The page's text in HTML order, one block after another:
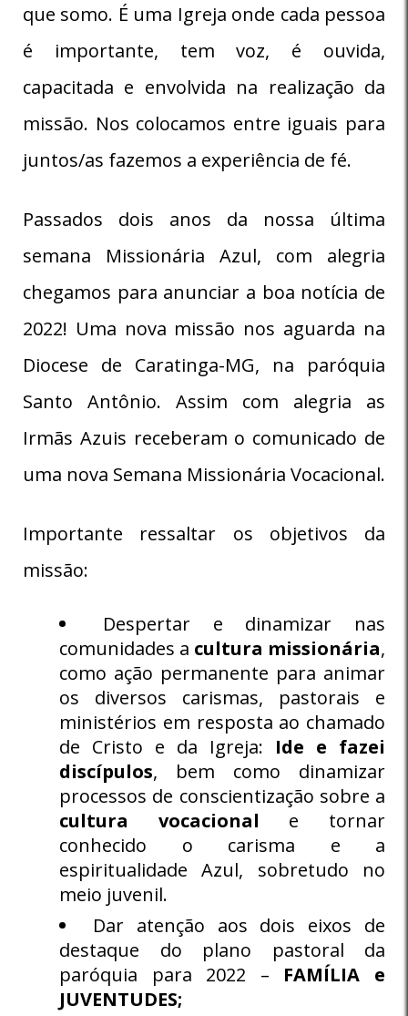
que somo. É uma Igreja onde cada pessoa
é importante, tem voz, é ouvida,
capacitada e envolvida na realização da
missão. Nos colocamos entre iguais para
juntos/as fazemos a experiência de fé.
Passados dois anos da nossa última
semana Missionária Azul, com alegria
chegamos para anunciar a boa notícia de
2022! Uma nova missão nos aguarda na
Diocese de Caratinga-MG, na paróquia
Santo Antônio. Assim com alegria as
Irmãs Azuis receberam o comunicado de
uma nova Semana Missionária Vocacional.
Importante ressaltar os objetivos da
missão:
Despertar e dinamizar nas
comunidades a cultura missionária,
como ação permanente para animar
os diversos carismas, pastorais e
ministérios em resposta ao chamado
de Cristo e da Igreja: Ide e fazei
discípulos, bem como dinamizar
processos de conscientização sobre a
cultura vocacional e tornar
conhecido o carisma e a
espiritualidade Azul, sobretudo no
meio juvenil.
Dar atenção aos dois eixos de
destaque do plano pastoral da
paróquia para 2022 – FAMÍLIA e
JUVENTUDES;